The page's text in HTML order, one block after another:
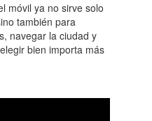
móvil ya no sirve solo
también para
navegar la ciudad y
bien importa más